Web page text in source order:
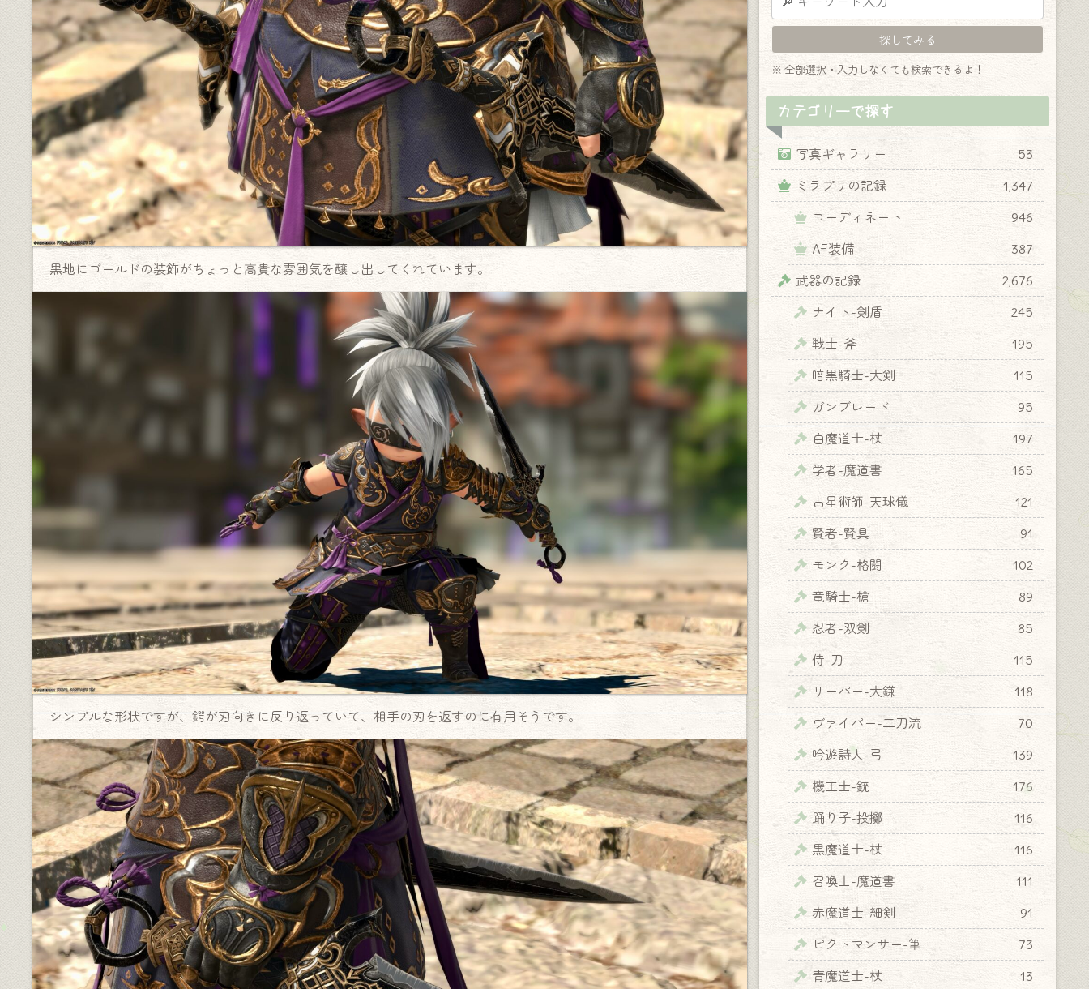
黒地にゴールドの装飾がちょっと高貴な雰囲気を醸し出してくれています。
シンプルな形状ですが、鍔が刃向きに反り返っていて、相手の刃を返すのに有用そうです。
※ 全部選択・入力しなくても検索できるよ！
カテゴリーで探す
写真ギャラリー
53
ミラプリの記録
1,347
コーディネート
946
AF装備
387
武器の記録
2,676
ナイト-剣盾
245
戦士-斧
195
暗黒騎士-大剣
115
ガンブレード
95
白魔道士-杖
197
学者-魔道書
165
占星術師-天球儀
121
賢者-賢具
91
モンク-格闘
102
竜騎士-槍
89
忍者-双剣
85
侍-刀
115
リーパー-大鎌
118
ヴァイパー-二刀流
70
吟遊詩人-弓
139
機工士-銃
176
踊り子-投擲
116
黒魔道士-杖
116
召喚士-魔道書
111
赤魔道士-細剣
91
ピクトマンサー-筆
73
青魔道士-杖
13